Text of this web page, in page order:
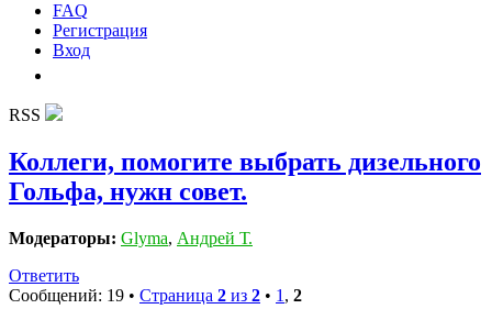
FAQ
Регистрация
Вход
RSS
Коллеги, помогите выбрать дизельного
Гольфа, нужн совет.
Модераторы: Glyma, Андрей Т.
Ответить
Сообщений: 19 • Страница 2 из 2 • 1 , 2